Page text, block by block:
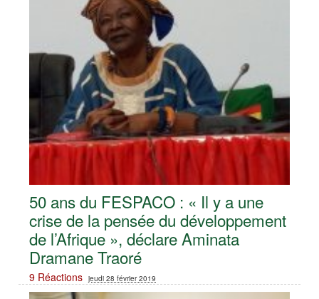
50 ans du FESPACO : « Il y a une
crise de la pensée du développement
de l’Afrique », déclare Aminata
Dramane Traoré
9 Réactions jeudi 28 février 2019